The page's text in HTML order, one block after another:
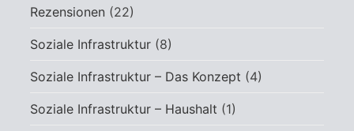
Rezensionen (22)
Soziale Infrastruktur (8)
Soziale Infrastruktur – Das Konzept (4)
Soziale Infrastruktur – Haushalt (1)